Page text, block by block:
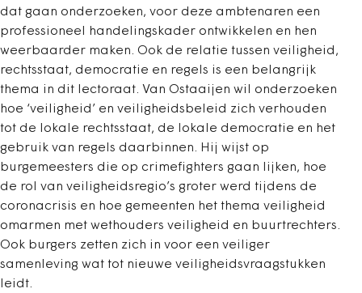
dat gaan onderzoeken, voor deze ambtenaren een
professioneel handelingskader ontwikkelen en hen
weerbaarder maken. Ook de relatie tussen veiligheid,
rechtsstaat, democratie en regels is een belangrijk
thema in dit lectoraat. Van Ostaaijen wil onderzoeken
hoe ‘veiligheid’ en veiligheidsbeleid zich verhouden
tot de lokale rechtsstaat, de lokale democratie en het
gebruik van regels daarbinnen. Hij wijst op
burgemeesters die op crimefighters gaan lijken, hoe
de rol van veiligheidsregio’s groter werd tijdens de
coronacrisis en hoe gemeenten het thema veiligheid
omarmen met wethouders veiligheid en buurtrechters.
Ook burgers zetten zich in voor een veiliger
samenleving wat tot nieuwe veiligheidsvraagstukken
leidt.